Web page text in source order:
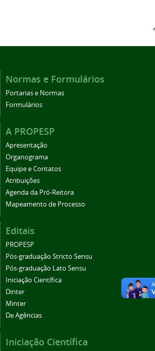
Normas e Formulários
Portarias e Normas
Formulários
A PROPESP
Apresentação
Organograma
Equipe e Contatos
Atribuições
Agenda da Pró-Reitora
Mapeamento de Processo
Editais
PROPESP
Pós-graduação Stricto Sensu
Pós-graduação Lato Sensu
Iniciação Científica
Dinter
Minter
De Agências
Iniciação Científica